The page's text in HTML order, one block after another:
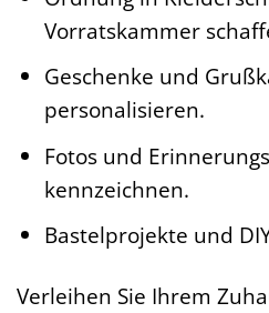
Vorratskammer
Geschenke und
personalisieren.
Fotos und
kennzeichnen.
Bastelprojekte und
Verleihen Sie Ihrem